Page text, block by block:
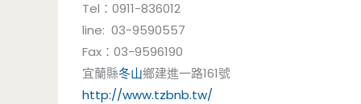
Tel：0911-836012
line: 03-9590557
Fax：03-9596190
宜蘭縣冬山鄉建進一路161號
http://www.tzbnb.tw/